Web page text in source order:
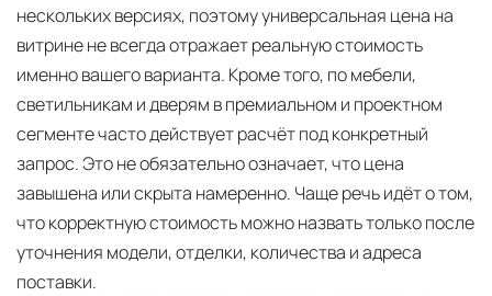
нескольких версиях, поэтому универсальная цена на
витрине не всегда отражает реальную стоимость
именно вашего варианта. Кроме того, по мебели,
светильникам и дверям в премиальном и проектном
сегменте часто действует расчёт под конкретный
запрос. Это не обязательно означает, что цена
завышена или скрыта намеренно. Чаще речь идёт о том,
что корректную стоимость можно назвать только после
уточнения модели, отделки, количества и адреса
поставки.